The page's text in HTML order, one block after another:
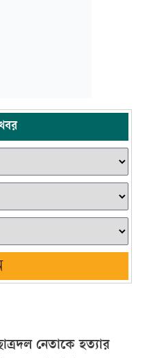
নেতাকে হত্যার